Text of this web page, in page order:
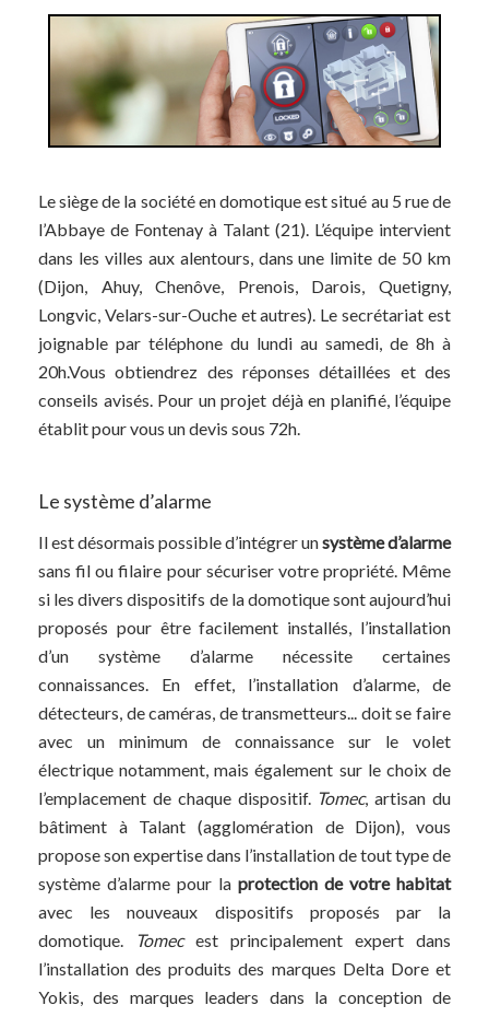
Le siège de la société en domotique est situé au 5 rue de
l’Abbaye de Fontenay à Talant (21). L’équipe intervient
dans les villes aux alentours, dans une limite de 50 km
(Dijon, Ahuy, Chenôve, Prenois, Darois, Quetigny,
Longvic, Velars-sur-Ouche et autres). Le secrétariat est
joignable par téléphone du lundi au samedi, de 8h à
20h.Vous obtiendrez des réponses détaillées et des
conseils avisés. Pour un projet déjà en planifié, l’équipe
établit pour vous un devis sous 72h.
Le système d’alarme
Il est désormais possible d’intégrer unsystème d’alarme
sans fil ou filaire pour sécuriser votre propriété. Même
si les divers dispositifs de la domotique sont aujourd’hui
proposés pour être facilement installés, l’installation
d’un système d’alarme nécessite certaines
connaissances. En effet, l’installation d’alarme, de
détecteurs, de caméras, de transmetteurs... doit se faire
avec un minimum de connaissance sur le volet
électrique notamment, mais également sur le choix de
l’emplacement de chaque dispositif. Tomec, artisan du
bâtiment à Talant (agglomération de Dijon), vous
propose son expertise dans l’installation de tout type de
système d’alarme pour la protection de votre habitat
avec les nouveaux dispositifs proposés par la
domotique.
Tomecest principalement expert dans
l’installation des produits des marques Delta Dore et
Yokis, des marques leaders dans la conception de